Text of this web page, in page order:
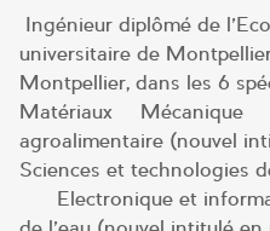
Ingénieur diplômé de
universitaire de
Montpellier, dans les 6
Matériaux – Mécanique
agroalimentaire (nouvel
Sciences et technologies
–– Electronique et